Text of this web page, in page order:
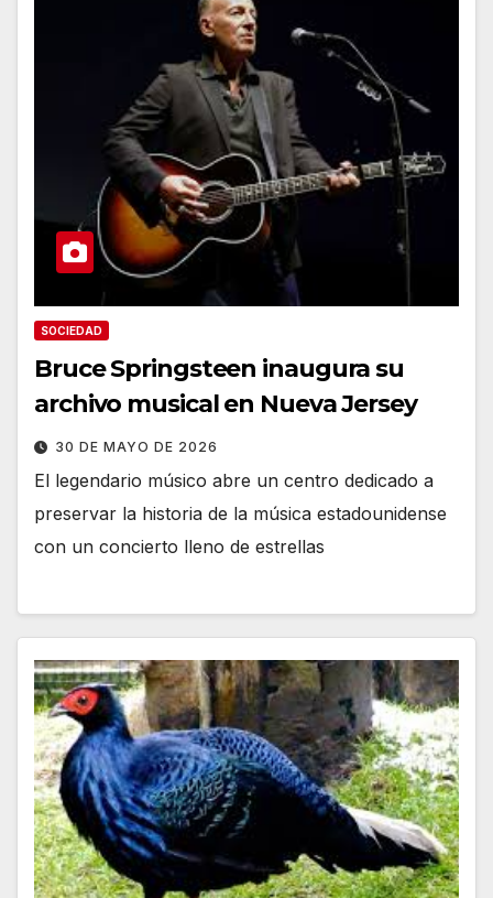
SOCIEDAD
Bruce Springsteen inaugura su
archivo musical en Nueva Jersey
30 DE MAYO DE 2026
El legendario músico abre un centro dedicado a
preservar la historia de la música estadounidense
con un concierto lleno de estrellas